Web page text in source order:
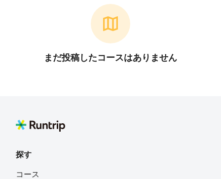
まだ投稿したコースはありません
探す
コース